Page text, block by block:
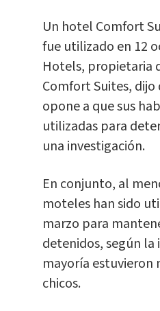
Un hotel Comfort
fue utilizado en 12
Hotels, propietaria
Comfort Suites,
opone a que sus
utilizadas para
una investigación.
En conjunto, al
moteles han sido
marzo para
detenidos, según la
mayoría estuvieron
chicos.